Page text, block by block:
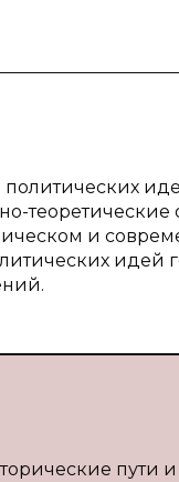
политических
теоретические
и
пути